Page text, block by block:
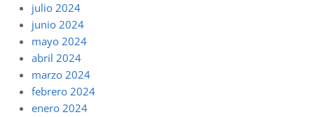
julio 2024
junio 2024
mayo 2024
abril 2024
marzo 2024
febrero 2024
enero 2024